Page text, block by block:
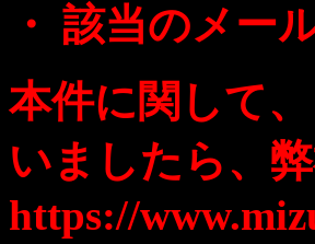
・ 該当のメー
本件に関して
いましたら、
https://